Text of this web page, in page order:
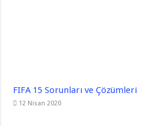
FIFA 15 Sorunları ve Çözümleri
12 Nisan 2020